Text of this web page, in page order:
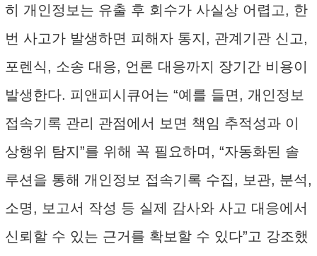
히 개인정보는 유출 후 회수가 사실상 어렵고, 한
번 사고가 발생하면 피해자 통지, 관계기관 신고,
포렌식, 소송 대응, 언론 대응까지 장기간 비용이
발생한다. 피앤피시큐어는 “예를 들면, 개인정보
접속기록 관리 관점에서 보면 책임 추적성과 이
상행위 탐지”를 위해 꼭 필요하며, “자동화된 솔
루션을 통해 개인정보 접속기록 수집, 보관, 분석,
소명, 보고서 작성 등 실제 감사와 사고 대응에서
신뢰할 수 있는 근거를 확보할 수 있다”고 강조했